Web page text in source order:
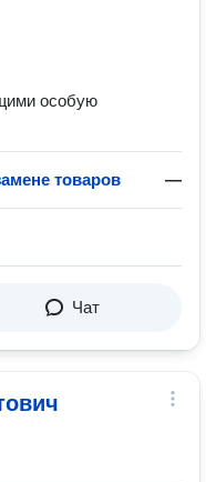
особую
товаров —
Чат